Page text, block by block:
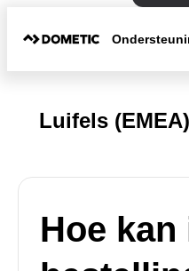
Luifels (EMEA)
Hoe